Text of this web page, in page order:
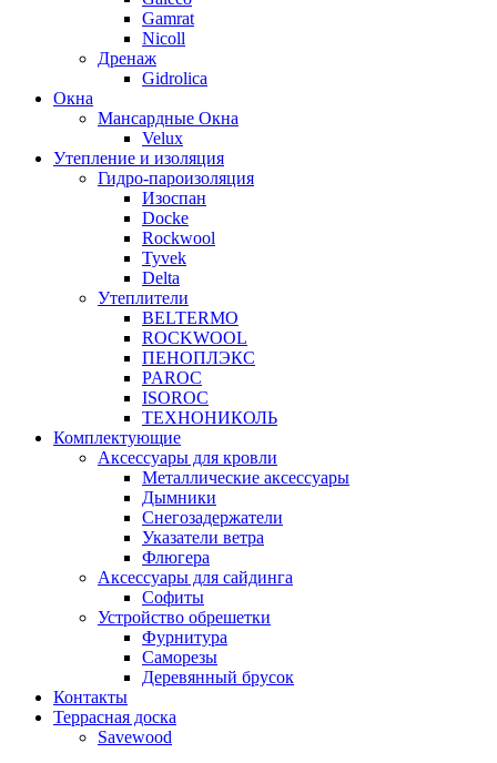
Gamrat
Nicoll
Дренаж
Gidrolica
Окна
Мансардные Окна
Velux
Утепление и изоляция
Гидро-пароизоляция
Изоспан
Docke
Rockwool
Tyvek
Delta
Утеплители
BELTERMO
ROCKWOOL
ПЕНОПЛЭКС
PAROC
ISOROC
ТЕХНОНИКОЛЬ
Комплектующие
Аксессуары для кровли
Металлические аксессуары
Дымники
Снегозадержатели
Указатели ветра
Флюгера
Аксессуары для сайдинга
Софиты
Устройство обрешетки
Фурнитура
Саморезы
Деревянный брусок
Контакты
Террасная доска
Savewood